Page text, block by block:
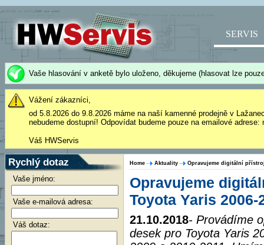
SERVIS
Vaše hlasování v anketě bylo uloženo, děkujeme (hlasovat lze
Vážení zákazníci,
od 5.8.2026 do 9.8.2026 máme na naší kamenné prodejně v
nebudeme dostupní! Odpovídat budeme pouze na emailové
Váš HWServis
Rychlý dotaz
Vaše jméno:
Vaše e-mailová adresa:
Váš dotaz:
Home Aktuality Opravujeme digitální
Opravujeme
Toyota Yaris 2006-
21.10.2018- Provádíme
desek pro Toyota Yaris